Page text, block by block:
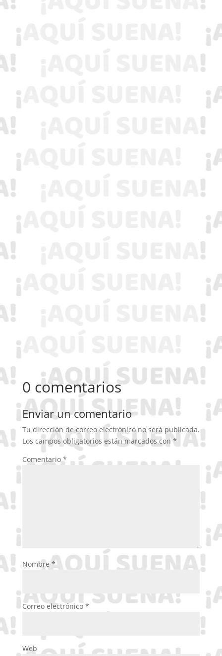
0 comentarios
Enviar un comentario
Tu dirección de correo electrónico no será publicada.
Los campos obligatorios están marcados con*
Comentario*
Nombre*
Correo electrónico *
Web